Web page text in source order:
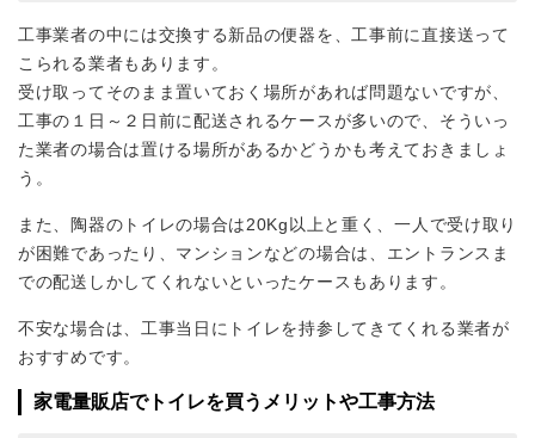
工事業者の中には交換する新品の便器を、工事前に直接送って
こられる業者もあります。
受け取ってそのまま置いておく場所があれば問題ないですが、
工事の１日～２日前に配送されるケースが多いので、そういっ
た業者の場合は置ける場所があるかどうかも考えておきましょ
う。
また、陶器のトイレの場合は20Kg以上と重く、一人で受け取り
が困難であったり、マンションなどの場合は、エントランスま
での配送しかしてくれないといったケースもあります。
不安な場合は、工事当日にトイレを持参してきてくれる業者が
おすすめです。
家電量販店でトイレを買うメリットや工事方法